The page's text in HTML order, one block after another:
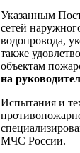
Указанным
сетей
водопровода,
также
объектам
на
Испытания и
МЧС России.